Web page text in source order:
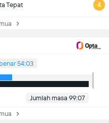
Tepat 4
54:03
Jumlah masa 99:07